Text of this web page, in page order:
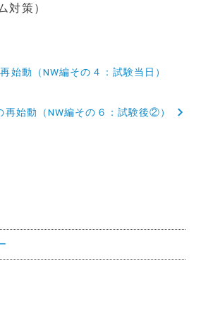
対策）
始動（NW編その４：試験当日）
再始動（NW編その６：試験後②）